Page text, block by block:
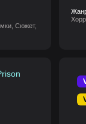
Сюжет,